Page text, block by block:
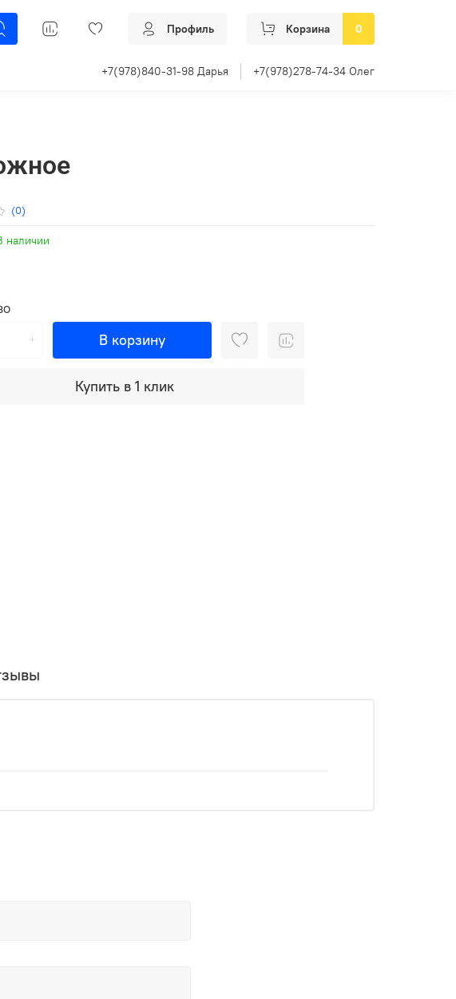
Профиль Корзина 0
+7(978)840-31-98 Дарья +7(978)278-74-34 Олег
(0)
наличии
В корзину
Купить в 1 клик